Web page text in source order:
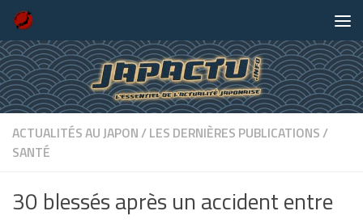
Skip to content
ACTUALITÉS AU JAPON/LES DERNIÈRES PUBLICATIONS/
SANTÉ
30 blessés après un accident entre